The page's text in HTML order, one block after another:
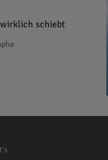
wirklich schiebt